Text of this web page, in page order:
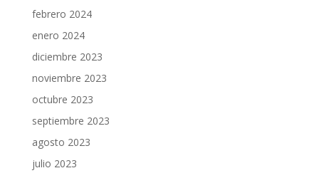
febrero 2024
enero 2024
diciembre 2023
noviembre 2023
octubre 2023
septiembre 2023
agosto 2023
julio 2023